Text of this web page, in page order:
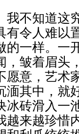
我不知道这
有令人难以
的一样。一
，皱着眉头
愿意，艺术
湎其中，就
冰砖滑入一
越来越珍惜